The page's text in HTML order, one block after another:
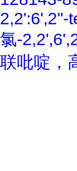
2,2':6',2''-
氯-
联吡啶，